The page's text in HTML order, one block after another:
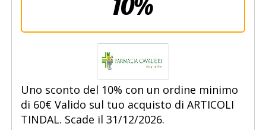
10%
Uno sconto del 10% con un ordine minimo
di 60€ Valido sul tuo acquisto di ARTICOLI
TINDAL. Scade il 31/12/2026.